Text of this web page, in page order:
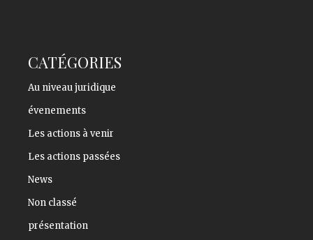
CATÉGORIES
Au niveau juridique
évenements
Les actions à venir
Les actions passées
News
Non classé
présentation